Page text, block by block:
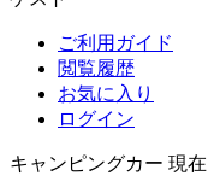
ご利用ガイド
閲覧履歴
お気に入り
ログイン
キャンピングカー 現在